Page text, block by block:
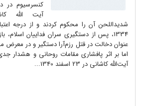
کنسرسیوم در
‌آیت الله
شدیداللحن آن را محکوم کردند و از درجه
1334، پس از دستگیری سران فداییان اسلام،‌ باز
عنوان دخالت در قتل رزم‌آرا دستگیر و در معرض
اما بر اثر پافشاری مقامات روحانی و هشدار جدی
آیت‌الله کاشانی در 23 اسفند 1340...